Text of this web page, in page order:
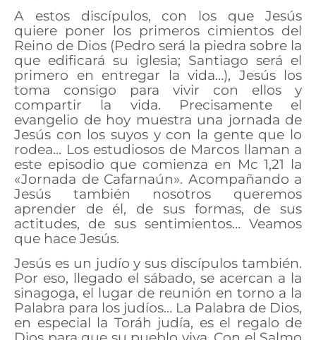
A estos discípulos, con los que Jesús
quiere poner los primeros cimientos del
Reino de Dios (Pedro será la piedra sobre la
que edificará su iglesia; Santiago será el
primero en entregar la vida…), Jesús los
toma consigo para vivir con ellos y
compartir la vida. Precisamente el
evangelio de hoy muestra una jornada de
Jesús con los suyos y con la gente que lo
rodea… Los estudiosos de Marcos llaman a
este episodio que comienza en Mc 1,21 la
«Jornada de Cafarnaún». Acompañando a
Jesús también nosotros queremos
aprender de él, de sus formas, de sus
actitudes, de sus sentimientos… Veamos
que hace Jesús.
Jesús es un judío y sus discípulos también.
Por eso, llegado el sábado, se acercan a la
sinagoga, el lugar de reunión en torno a la
Palabra para los judíos… La Palabra de Dios,
en especial la Toráh judía, es el regalo de